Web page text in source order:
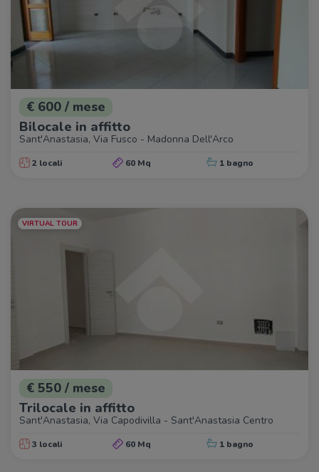
€ 600 / mese
Bilocale in affitto
Sant'Anastasia, Via Fusco - Madonna Dell'Arco
2 locali 60 Mq 1 bagno
VIRTUAL TOUR
€ 550 / mese
Trilocale in affitto
Sant'Anastasia, Via Capodivilla - Sant'Anastasia Centro
3 locali 60 Mq 1 bagno